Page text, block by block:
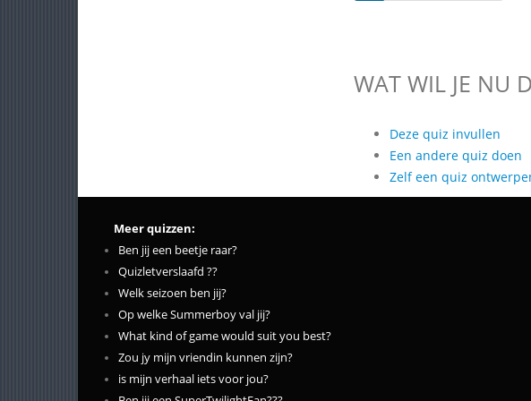
WAT WIL JE NU
Deze quiz invullen
Een andere quiz doen
Zelf een quiz
Meer quizzen:
Ben jij een beetje raar?
Quizletverslaafd ??
Welk seizoen ben jij?
Op welke Summerboy val jij?
What kind of game would suit you best?
Zou jy mijn vriendin kunnen zijn?
is mijn verhaal iets voor jou?